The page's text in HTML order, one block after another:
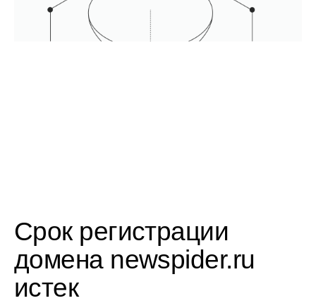
Срок регистрации
домена newspider.ru
истек